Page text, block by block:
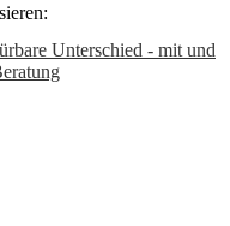
Unterschied - mit und